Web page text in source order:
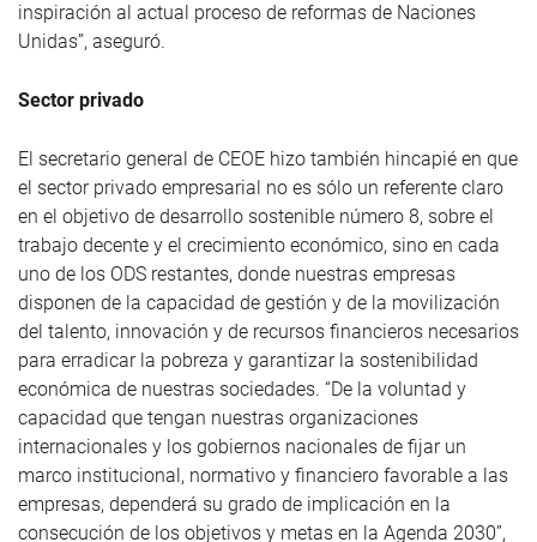
inspiración al actual proceso de reformas de Naciones
Unidas”, aseguró.
Sector privado
El secretario general de CEOE hizo también hincapié en que
el sector privado empresarial no es sólo un referente claro
en el objetivo de desarrollo sostenible número 8, sobre el
trabajo decente y el crecimiento económico, sino en cada
uno de los ODS restantes, donde nuestras empresas
disponen de la capacidad de gestión y de la movilización
del talento, innovación y de recursos financieros necesarios
para erradicar la pobreza y garantizar la sostenibilidad
económica de nuestras sociedades. “De la voluntad y
capacidad que tengan nuestras organizaciones
internacionales y los gobiernos nacionales de fijar un
marco institucional, normativo y financiero favorable a las
empresas, dependerá su grado de implicación en la
consecución de los objetivos y metas en la Agenda 2030”,